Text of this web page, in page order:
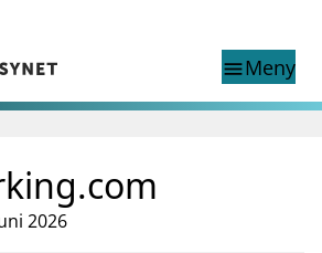
menuMeny
English
English
2026